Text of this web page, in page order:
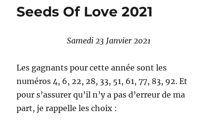
Seeds Of Love 2021
Samedi 23 Janvier 2021
Les gagnants pour cette année sont les
numéros 4, 6, 22, 28, 33, 51, 61, 77, 83, 92. Et
pour s’assurer qu’il n’y a pas d’erreur de ma
part, je rappelle les choix :